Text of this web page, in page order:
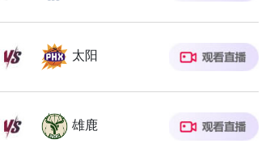
太阳
雄鹿